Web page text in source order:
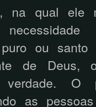
na qual ele
puro ou santo
de
verdade. O
as